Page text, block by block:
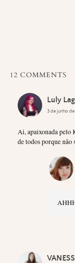
12 COMMENTS
Luly
3 de junho
Ai, apaixonada
de todos porque não